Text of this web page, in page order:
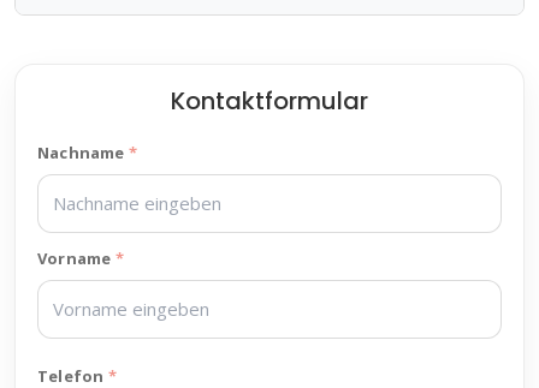
Kontaktformular
Nachname
Vorname
Telefon